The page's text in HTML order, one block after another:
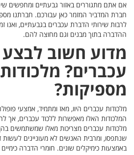
אם אתם מתגוררים באזור גבעתיים ומחפשים
חברת המדביר המזמר כאן עבורכם. חברתנו
לרבות שירותי הדברת עכברים בגבעתיים, ואנו
ההדברה בתוך מבנים וגם מחוצה להם.
מדוע חשוב
עכברים?
מספיקות?
מלכודות עכברים היוו, מאז ומתמיד, אמצעי
המלכודות האלו מאפשרות ללכוד עכברים, אך
מלכודות עכברים מצריכות מאלו שמשתמשים
שנתפסו, ומרבית האנשים לא מעוניינים
באמצעות כימיקלים שונים. חומרי הדברה